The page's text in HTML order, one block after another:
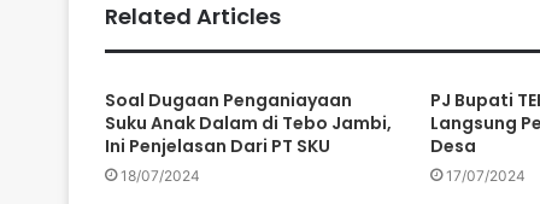
Related Articles
Soal Dugaan Penganiayaan
Suku Anak Dalam di Tebo Jambi,
Ini Penjelasan Dari PT SKU
18/07/2024
PJ Bupati
Langsung
Desa
17/07/2024